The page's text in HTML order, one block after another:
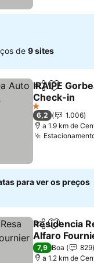
de 9 sites
Partilhar
IRAIPE
Check-in
1 Estrelas
6,2
1.006
a 1.9 km de
para ver os preços
Partilhar
Residencia
Alfaro
7,9 Boa
829
a 1.2 km de